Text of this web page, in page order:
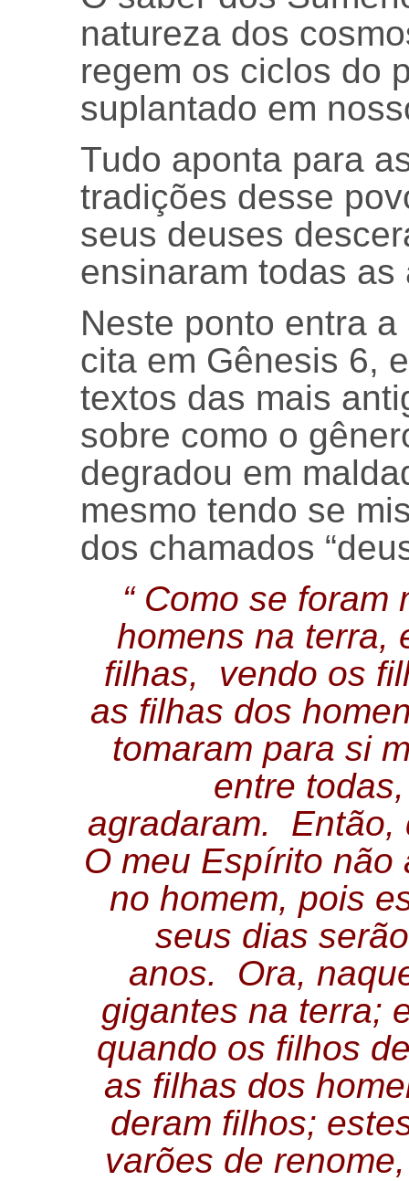
natureza dos
regem os ciclos do
suplantado em
Tudo aponta para
tradições desse
seus deuses
ensinaram todas as
Neste ponto entra
cita em Gênesis 6,
textos das mais
sobre como o
degradou em
mesmo tendo se
dos chamados
“ Como se foram
homens na terra,
filhas, vendo os
as filhas dos
tomaram para si
entre
agradaram. Então,
O meu Espírito não
no homem, pois
seus dias
anos. Ora,
gigantes na terra;
quando os filhos
as filhas dos
deram filhos;
varões de